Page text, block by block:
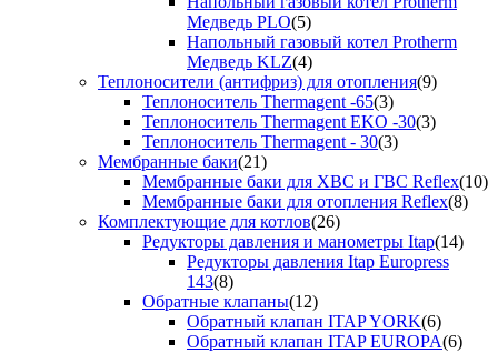
Медведь PLO(5)
Напольный газовый котел Protherm
Медведь KLZ(4)
Теплоносители (антифриз) для отопления(9)
Теплоноситель Thermagent -65(3)
Теплоноситель Thermagent EKO -30(3)
Теплоноситель Thermagent - 30(3)
Мембранные баки(21)
Мембранные баки для ХВС и ГВС Reflex(10)
Мембранные баки для отопления Reflex(8)
Комплектующие для котлов(26)
Редукторы давления и манометры Itap(14)
Редукторы давления Itap Europress
143(8)
Обратные клапаны(12)
Обратный клапан ITAP YORK(6)
Обратный клапан ITAP EUROPA(6)